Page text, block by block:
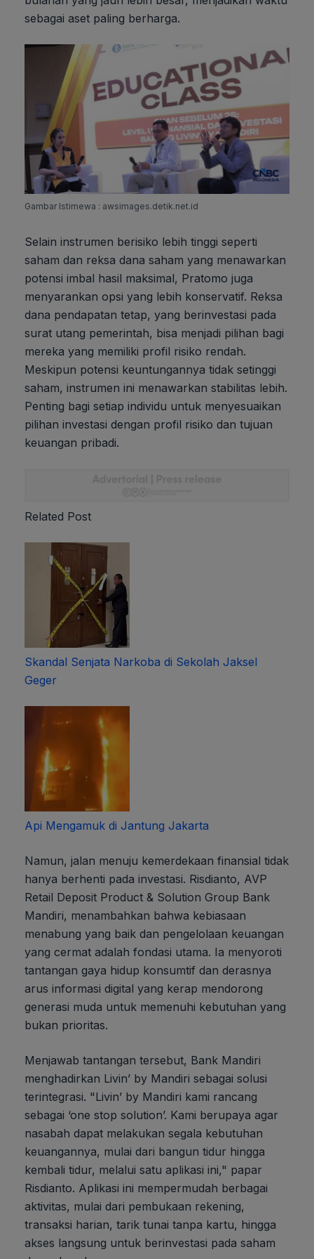
sebagai aset paling berharga.
Gambar Istimewa : awsimages.detik.net.id
Selain instrumen berisiko lebih tinggi seperti
saham dan reksa dana saham yang menawarkan
potensi imbal hasil maksimal, Pratomo juga
menyarankan opsi yang lebih konservatif. Reksa
dana pendapatan tetap, yang berinvestasi pada
surat utang pemerintah, bisa menjadi pilihan bagi
mereka yang memiliki profil risiko rendah.
Meskipun potensi keuntungannya tidak setinggi
saham, instrumen ini menawarkan stabilitas lebih.
Penting bagi setiap individu untuk menyesuaikan
pilihan investasi dengan profil risiko dan tujuan
keuangan pribadi.
Related Post
Skandal Senjata Narkoba di Sekolah Jaksel
Geger
Api Mengamuk di Jantung Jakarta
Namun, jalan menuju kemerdekaan finansial tidak
hanya berhenti pada investasi. Risdianto, AVP
Retail Deposit Product & Solution Group Bank
Mandiri, menambahkan bahwa kebiasaan
menabung yang baik dan pengelolaan keuangan
yang cermat adalah fondasi utama. Ia menyoroti
tantangan gaya hidup konsumtif dan derasnya
arus informasi digital yang kerap mendorong
generasi muda untuk memenuhi kebutuhan yang
bukan prioritas.
Menjawab tantangan tersebut, Bank Mandiri
menghadirkan Livin’ by Mandiri sebagai solusi
terintegrasi. "Livin’ by Mandiri kami rancang
sebagai ‘one stop solution’. Kami berupaya agar
nasabah dapat melakukan segala kebutuhan
keuangannya, mulai dari bangun tidur hingga
kembali tidur, melalui satu aplikasi ini," papar
Risdianto. Aplikasi ini mempermudah berbagai
aktivitas, mulai dari pembukaan rekening,
transaksi harian, tarik tunai tanpa kartu, hingga
akses langsung untuk berinvestasi pada saham